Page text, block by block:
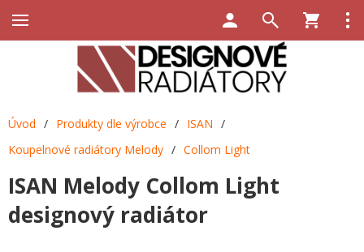
Úvod / Produkty dle výrobce / ISAN /
Koupelnové radiátory Melody / Collom Light
ISAN Melody Collom Light
designový radiátor